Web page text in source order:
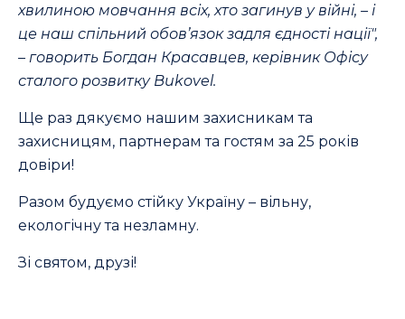
хвилиною мовчання всіх, хто загинув у війні, – і
це наш спільний обов’язок задля єдності нації",
– говорить Богдан Красавцев, керівник Офісу
сталого розвитку Bukovel.
Ще раз дякуємо нашим захисникам та
захисницям, партнерам та гостям за 25 років
довіри!
Разом будуємо стійку Україну – вільну,
екологічну та незламну.
Зі святом, друзі!